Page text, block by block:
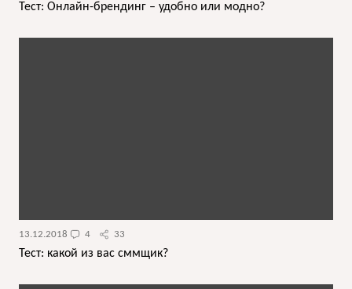
Тест: Онлайн-брендинг – удобно или модно?
13.12.2018 4 33
Тест: какой из вас сммщик?